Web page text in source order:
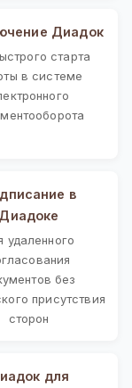
Диадок
старта
в системе
в
Диадоке
удаленного
без
присутствия
сторон
для